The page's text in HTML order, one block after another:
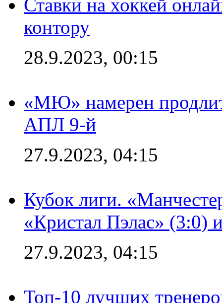
Ставки на хоккей
контору
28.9.2023, 00:15
«МЮ» намерен
АПЛ 9-й
27.9.2023, 04:15
Кубок лиги.
«Кристал Пэлас» (3:0)
27.9.2023, 04:15
Топ-10 лучших